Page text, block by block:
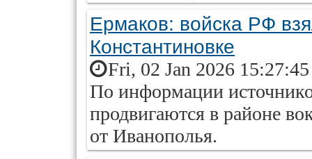
Ермаков: войска РФ
Константиновке
Fri, 02 Jan 2026
По информации
продвигаются в районе
от Иванополья.